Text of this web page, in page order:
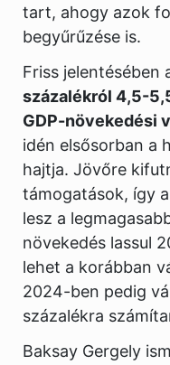
tart, ahogy azok
begyűrűzése is.
Friss jelentésében
százalékról 4,5-
GDP-növekedési
idén elsősorban a
hajtja. Jövőre
támogatások, így
lesz a
növekedés lassul
lehet a korábban
2024-ben pedig
százalékra
Baksay Gergely